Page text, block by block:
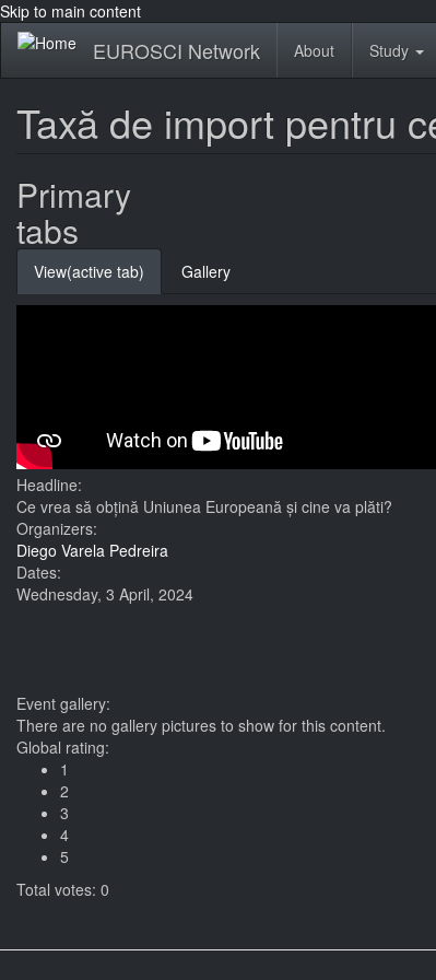
Skip to main content
EUROSCI Network About Study
Taxă de import pentru
Primary
tabs
View(active tab) Gallery
Headline:
Ce vrea să obțină Uniunea Europeană și cine va plăti?
Organizers:
Diego Varela Pedreira
Dates:
Wednesday, 3 April, 2024
Event gallery:
There are no gallery pictures to show for this content.
Global rating:
1
2
3
4
5
Total votes: 0